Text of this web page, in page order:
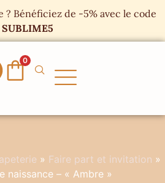
? Bénéficiez de -5% avec le code
SUBLIME5
0
» Faire part et invitation »
naissance – « Ambre »
cookies